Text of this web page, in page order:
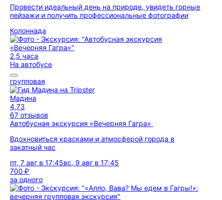
Провести идеальный день на природе, увидеть горные
пейзажи и получить профессиональные фотографии
Колоннада
2,5 часа
На автобусе
групповая
Мадина
4,73
67 отзывов
Автобусная экскурсия «Вечерняя Гагра»
Вдохновиться красками и атмосферой города в
закатный час
пт, 7 авг в 17:45вс, 9 авг в 17:45
700 ₽
за одного